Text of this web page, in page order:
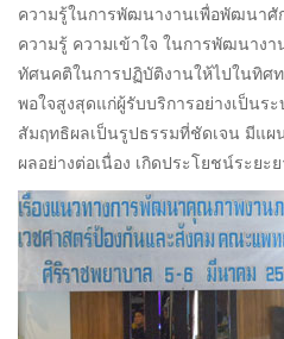
ความรู้ในการพัฒนางานเพื่อพัฒนาศั
ความรู้ ความเข้าใจ ในการพัฒนาง
ทัศนคติในการปฏิบัติงานให้ไปในทิศท
พอใจสูงสุดแก่ผู้รับบริการอย่างเป็นร
สัมฤทธิผลเป็นรูปธรรมที่ชัดเจน มีแ
ผลอย่างต่อเนื่อง เกิดประโยชน์ระยะย